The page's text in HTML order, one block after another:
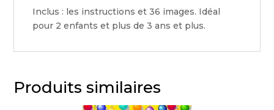
Inclus : les instructions et 36 images. Idéal
pour 2 enfants et plus de 3 ans et plus.
Produits similaires